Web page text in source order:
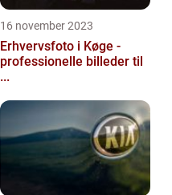
16 november 2023
Erhvervsfoto i Køge -
professionelle billeder til
...